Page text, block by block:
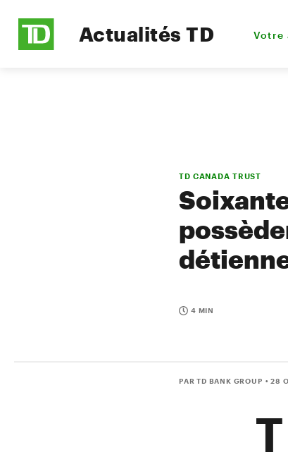
Actualités TD Votre
TD CANADA TRUST
4 MIN
PAR TD BANK GROUP • 28
T